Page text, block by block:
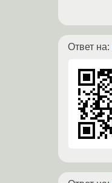
Ответ на: